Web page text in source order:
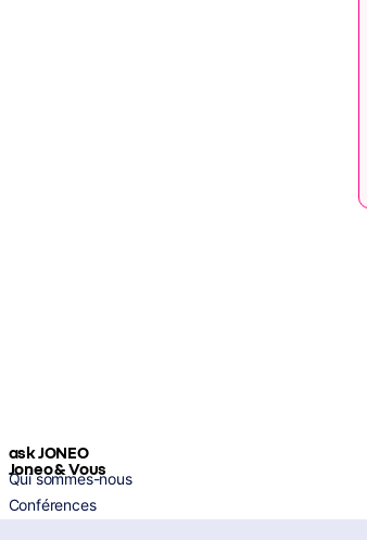
ask JONEO
Joneo & Vous
Qui sommes-nous
Conférences